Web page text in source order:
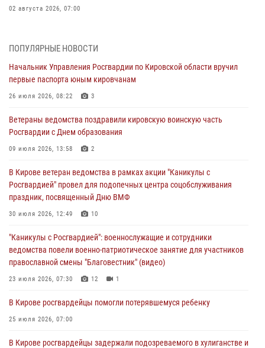
02 августа 2026, 07:00
Российской Федерации
В Росгвардии вспоминают российских воинов, погибших в Первой
мировой войне 1914-1918 годов
В Кирове офицер Росгвардии стал победителем открытого
шахматного турнира
Директор Росгвардии Герой России генерал армии Виктор Золотов
поздравил специалистов подразделений тыла с профессиональным
праздником
ПОПУЛЯРНЫЕ НОВОСТИ
Начальник Управления Росгвардии по Кировской области вручил
первые паспорта юным кировчанам
26 июля 2026, 08:22 3
Ветераны ведомства поздравили кировскую воинскую часть
Росгвардии с Днем образования
09 июля 2026, 13:58 2
В Кирове ветеран ведомства в рамках акции "Каникулы с
Росгвардией" провел для подопечных центра соцобслуживания
праздник, посвященный Дню ВМФ
30 июля 2026, 12:49 10
"Каникулы с Росгвардией": военнослужащие и сотрудники
ведомства повели военно-патриотическое занятие для участников
православной смены "Благовестник" (видео)
23 июля 2026, 07:30 12 1
В Кирове росгвардейцы помогли потерявшемуся ребенку
25 июля 2026, 07:00
В Кирове росгвардейцы задержали подозреваемого в хулиганстве и